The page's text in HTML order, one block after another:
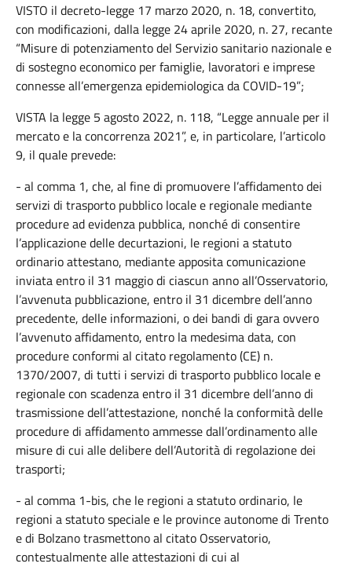
VISTO il decreto-legge 17 marzo 2020, n. 18, convertito,
con modificazioni, dalla legge 24 aprile 2020, n. 27, recante
“Misure di potenziamento del Servizio sanitario nazionale e
di sostegno economico per famiglie, lavoratori e imprese
connesse all’emergenza epidemiologica da COVID-19”;
VISTA la legge 5 agosto 2022, n. 118, “Legge annuale per il
mercato e la concorrenza 2021”, e, in particolare, l’articolo
9, il quale prevede:
- al comma 1, che, al fine di promuovere l’affidamento dei
servizi di trasporto pubblico locale e regionale mediante
procedure ad evidenza pubblica, nonché di consentire
l’applicazione delle decurtazioni, le regioni a statuto
ordinario attestano, mediante apposita comunicazione
inviata entro il 31 maggio di ciascun anno all’Osservatorio,
l’avvenuta pubblicazione, entro il 31 dicembre dell’anno
precedente, delle informazioni, o dei bandi di gara ovvero
l’avvenuto affidamento, entro la medesima data, con
procedure conformi al citato regolamento (CE) n.
1370/2007, di tutti i servizi di trasporto pubblico locale e
regionale con scadenza entro il 31 dicembre dell’anno di
trasmissione dell’attestazione, nonché la conformità delle
procedure di affidamento ammesse dall’ordinamento alle
misure di cui alle delibere dell’Autorità di regolazione dei
trasporti;
- al comma 1-bis, che le regioni a statuto ordinario, le
regioni a statuto speciale e le province autonome di Trento
e di Bolzano trasmettono al citato Osservatorio,
contestualmente alle attestazioni di cui al